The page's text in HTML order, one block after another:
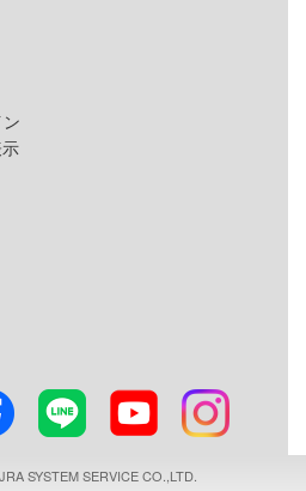
SYSTEM SERVICE CO.,LTD.